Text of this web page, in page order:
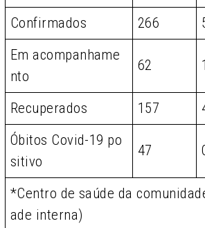
Confirmados
266
Em acompanhame
nto
62
Recuperados 157
Óbitos Covid-19 po
sitivo
47
*Centro de saúde da
ade interna)